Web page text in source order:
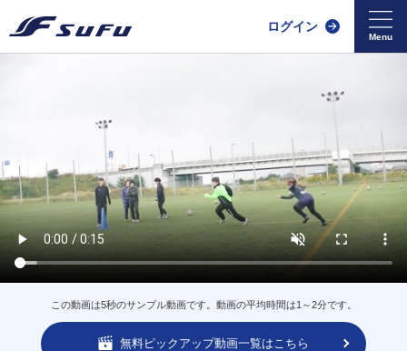
ログイン
この動画は5秒のサンプル動画です。動画の平均時間は1～2分です。
無料ピックアップ動画一覧はこちら